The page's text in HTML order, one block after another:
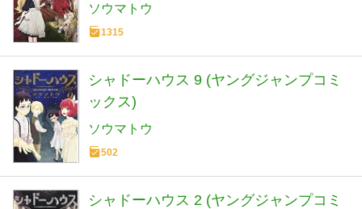
ソウマトウ
1315
シャドーハウス 9 (ヤングジャンプコミ
ックス)
ソウマトウ
502
シャドーハウス 2 (ヤングジャンプコミ